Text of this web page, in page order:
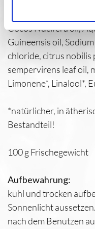
Cocos Nucifera oil,
Guineensis oil,
chloride, citrus nobilis
sempervirens leaf oil,
Limonene*, Linalool*,
*natürlicher, in
Bestandteil!
100 g Frischegewicht
Aufbewahrung:
kühl und trocken
Sonnenlicht
nach dem Benutzen